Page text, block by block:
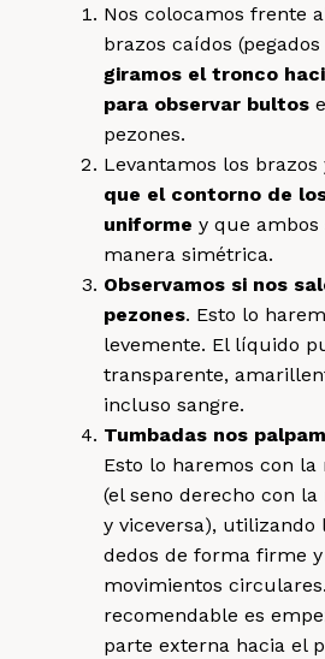
Nos colocamos frente
brazos caídos
giramos el tronco
para observar bultos
pezones.
Levantamos los brazos
que el contorno de
uniforme y que ambos
manera simétrica.
Observamos si nos
pezones. Esto lo
levemente. El líquido
transparente,
incluso sangre.
Tumbadas nos
Esto lo haremos con
(el seno derecho con
y viceversa), utilizando
dedos de forma firme
movimientos
recomendable es
parte externa hacia el